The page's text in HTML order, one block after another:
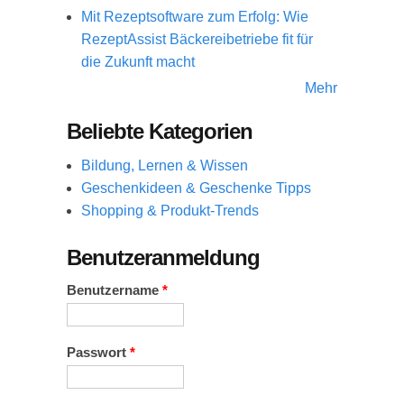
Mit Rezeptsoftware zum Erfolg: Wie
RezeptAssist Bäckereibetriebe fit für
die Zukunft macht
Mehr
Beliebte Kategorien
Bildung, Lernen & Wissen
Geschenkideen & Geschenke Tipps
Shopping & Produkt-Trends
Benutzeranmeldung
Benutzername *
Passwort *